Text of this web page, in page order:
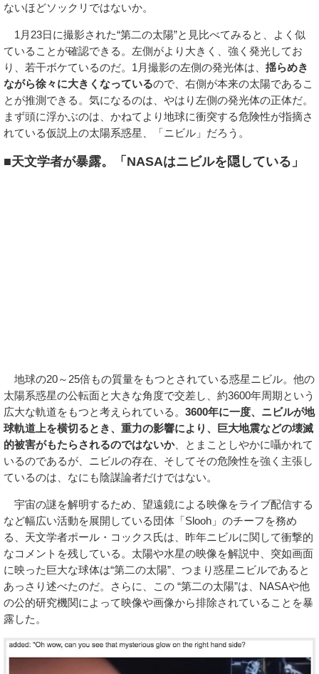
ないほどソックリではないか。
1月23日に撮影された“第二の太陽”と見比べてみると、よく似
ていることが確認できる。左側がより大きく、強く発光してお
り、若干ボケているのだ。1月撮影の左側の発光体は、 揺らめき
ながら徐々に大きくなっているので、右側が本来の太陽であるこ
とが推測できる。気になるのは、やはり左側の発光体の正体だ。
まず頭に浮かぶのは、かねてより地球に衝突する危険性が指摘さ
れている仮説上の太陽系惑星、「ニビル」だろう。
■天文学者が暴露。「NASAはニビルを隠している」
地球の20～25倍もの質量をもつとされている惑星ニビル。他の
太陽系惑星の公転面と大きな角度で交差し、約3600年周期という
広大な軌道をもつと考えられている。 3600年に一度、ニビルが地
球軌道上を横切るとき、重力の影響により、巨大地震などの壊滅
的被害がもたらされるのではないか、とまことしやかに囁かれて
いるのであるが、ニビルの存在、そしてその危険性を強く主張し
ているのは、なにも陰謀論者だけではない。
宇宙の謎を解明するため、望遠鏡による映像をライブ配信する
など幅広い活動を展開している団体「Slooh」のチーフを務め
る、天文学者ポール・コックス氏は、昨年ニビルに関して衝撃的
なコメントを残している。太陽や水星の映像を解説中、突如画面
に映った巨大な球体は“第二の太陽”、つまり惑星ニビルであると
あっさり述べたのだ。さらに、この “第二の太陽”は、NASAや他
の公的研究機関によって映像や画像から排除されていることを暴
露した。